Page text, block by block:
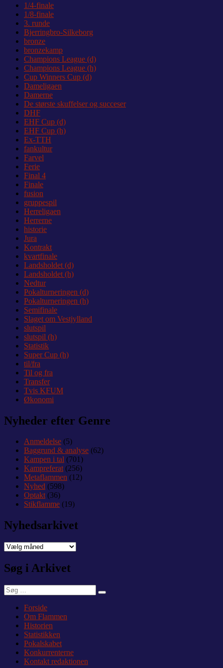
1/4-finale
1/8-finale
3. runde
Bjerringbro-Silkeborg
bronze
bronzekamp
Champions League (d)
Champions League (h)
Cup Winners Cup (d)
Dameligaen
Damerne
De største skuffelser og succeser
DHF
EHF Cup (d)
EHF Cup (h)
Ex-TTH
fankultur
Farvel
Ferie
Final 4
Finale
fusion
gruppespil
Herreligaen
Herrerne
historie
Jura
Kontrakt
kvartfinale
Landsholdet (d)
Landsholdet (h)
Nedtur
Pokalturneringen (d)
Pokalturneringen (h)
Semifinale
Slaget om Vestjylland
slutspil
slutspil (h)
Statistik
Super Cup (h)
til/fra
Til og fra
Transfer
Tvis KFUM
Økonomi
Nyheder efter Genre
Anmeldelse (5)
Baggrund & analyse (62)
Kampen i tal (701)
Kampreferat(256)
Metaflammen (12)
Nyhed (598)
Optakt(36)
Stikflamme (19)
Nyhedsarkivet
Nyhedsarkivet
Søg i Arkivet
Søg
efter:
Søg
Forside
Om Flammen
Historien
Statistikken
Pokalskabet
Konkurrenterne
Kontakt redaktionen